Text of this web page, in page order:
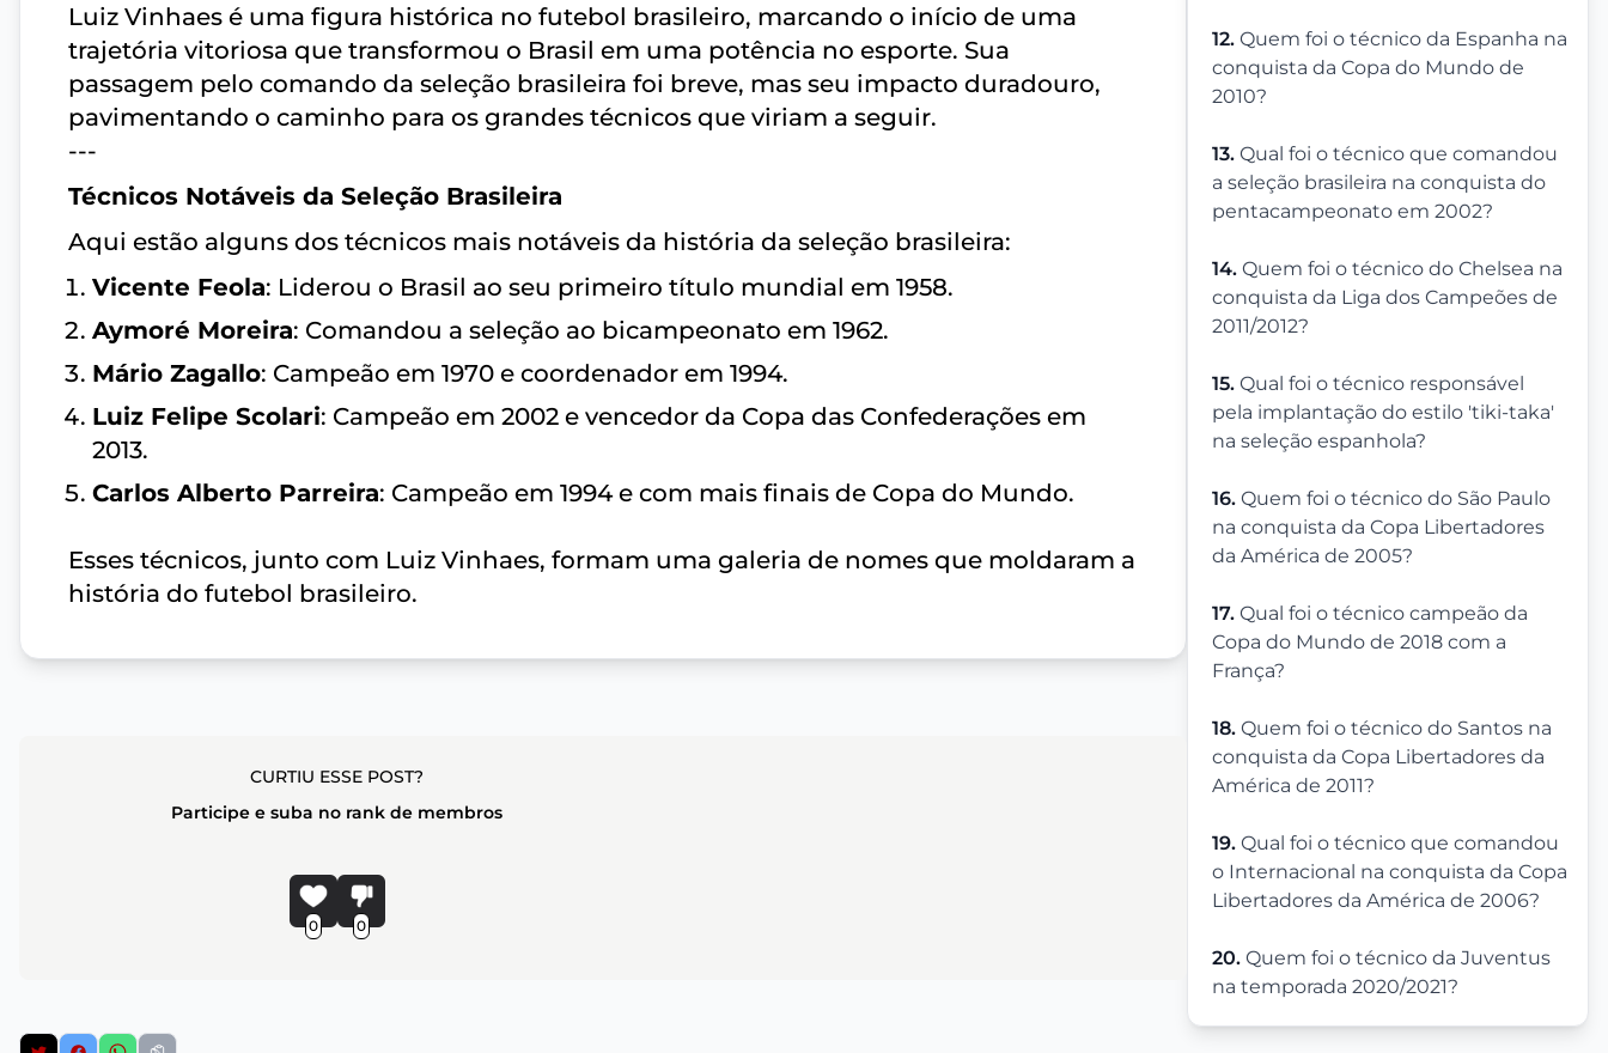
12. Quem foi o técnico da Espanha na
conquista da Copa do Mundo de
2010?
13. Qual foi o técnico que comandou
a seleção brasileira na conquista do
pentacampeonato em 2002?
14. Quem foi o técnico do Chelsea na
conquista da Liga dos Campeões de
2011/2012?
15. Qual foi o técnico responsável
pela implantação do estilo 'tiki-taka'
na seleção espanhola?
16. Quem foi o técnico do São Paulo
na conquista da Copa Libertadores
da América de 2005?
17. Qual foi o técnico campeão da
Copa do Mundo de 2018 com a
França?
18. Quem foi o técnico do Santos na
conquista da Copa Libertadores da
América de 2011?
19. Qual foi o técnico que comandou
o Internacional na conquista da Copa
Libertadores da América de 2006?
20. Quem foi o técnico da Juventus
na temporada 2020/2021?
Luiz Vinhaes é uma figura histórica no futebol brasileiro, marcando o início de uma
trajetória vitoriosa que transformou o Brasil em uma potência no esporte. Sua
passagem pelo comando da seleção brasileira foi breve, mas seu impacto duradouro,
pavimentando o caminho para os grandes técnicos que viriam a seguir.
---
Técnicos Notáveis da Seleção Brasileira
Aqui estão alguns dos técnicos mais notáveis da história da seleção brasileira:
Vicente Feola: Liderou o Brasil ao seu primeiro título mundial em 1958.
Aymoré Moreira: Comandou a seleção ao bicampeonato em 1962.
Mário Zagallo: Campeão em 1970 e coordenador em 1994.
Luiz Felipe Scolari: Campeão em 2002 e vencedor da Copa das Confederações em
2013.
Carlos Alberto Parreira: Campeão em 1994 e com mais finais de Copa do Mundo.
Esses técnicos, junto com Luiz Vinhaes, formam uma galeria de nomes que moldaram a
história do futebol brasileiro.
CURTIU ESSE POST?
Participe e suba no rank de membros
0 0